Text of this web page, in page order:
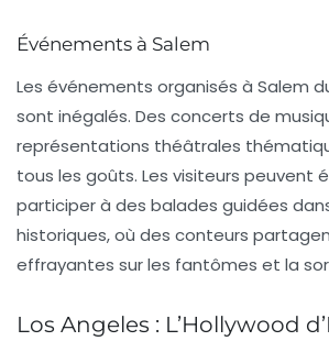
Événements à Salem
Les événements organisés à Salem
sont inégalés. Des concerts de
représentations théâtrales
tous les goûts. Les visiteurs peuvent
participer à des balades guidées
historiques, où des conteurs
effrayantes sur les fantômes et la
Los Angeles : L’Hollywood